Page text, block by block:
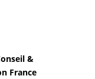
&
France